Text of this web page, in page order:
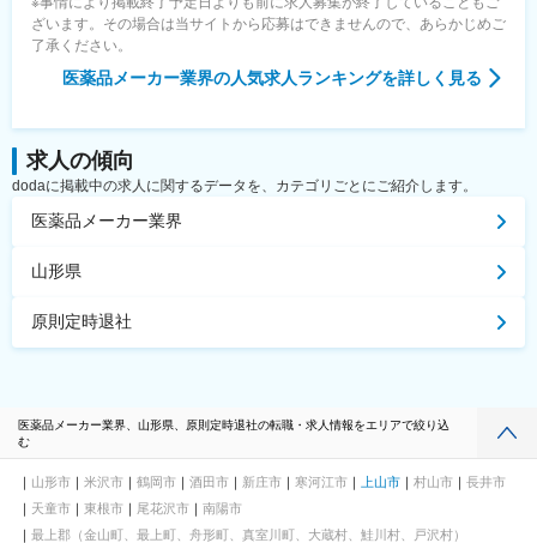
ざいます。その場合は当サイトから応募はできませんので、あらかじめご
了承ください。
医薬品メーカー業界の人気求人ランキングを詳しく見る
求人の傾向
dodaに掲載中の求人に関するデータを、カテゴリごとにご紹介します。
医薬品メーカー業界
山形県
原則定時退社
医薬品メーカー業界、山形県、原則定時退社の転職・求人情報をエリアで絞り込
む
山形市 米沢市 鶴岡市 酒田市 新庄市 寒河江市 上山市 村山市
長井市
天童市
東根市 尾花沢市
南陽市
最上郡（金山町、最上町、舟形町、真室川町、大蔵村、鮭川村、戸沢村）